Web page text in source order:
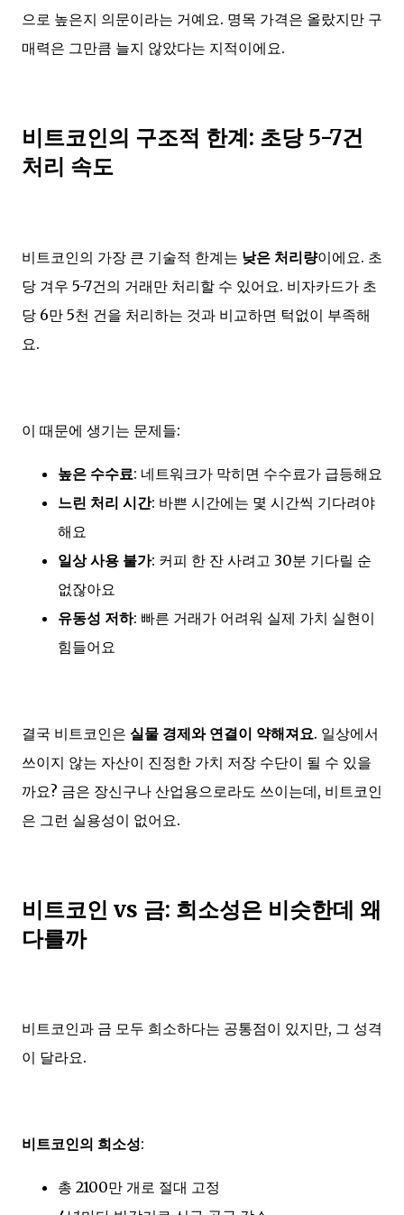
으로 높은지 의문이라는 거예요. 명목 가격은 올랐지만 구
매력은 그만큼 늘지 않았다는 지적이에요.
비트코인의 구조적 한계: 초당 5-7건
처리 속도
비트코인의 가장 큰 기술적 한계는 낮은 처리량이에요. 초
당 겨우 5-7건의 거래만 처리할 수 있어요. 비자카드가 초
당 6만 5천 건을 처리하는 것과 비교하면 턱없이 부족해
요.
이 때문에 생기는 문제들:
높은 수수료: 네트워크가 막히면 수수료가 급등해요
느린 처리 시간: 바쁜 시간에는 몇 시간씩 기다려야
해요
일상 사용 불가: 커피 한 잔 사려고 30분 기다릴 순
없잖아요
유동성 저하: 빠른 거래가 어려워 실제 가치 실현이
힘들어요
결국 비트코인은 실물 경제와 연결이 약해져요. 일상에서
쓰이지 않는 자산이 진정한 가치 저장 수단이 될 수 있을
까요? 금은 장신구나 산업용으로라도 쓰이는데, 비트코인
은 그런 실용성이 없어요.
비트코인 vs 금: 희소성은 비슷한데 왜
다를까
비트코인과 금 모두 희소하다는 공통점이 있지만, 그 성격
이 달라요.
비트코인의 희소성:
총 2100만 개로 절대 고정